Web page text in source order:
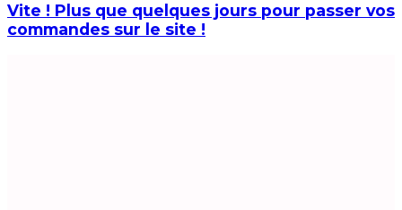
Vite ! Plus que quelques jours pour passer vos
commandes sur le site !